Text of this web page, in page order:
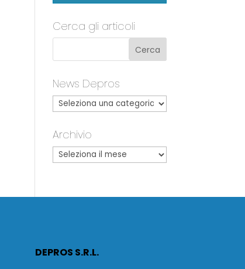
Cerca gli articoli
News Depros
Archivio
DEPROS S.R.L.